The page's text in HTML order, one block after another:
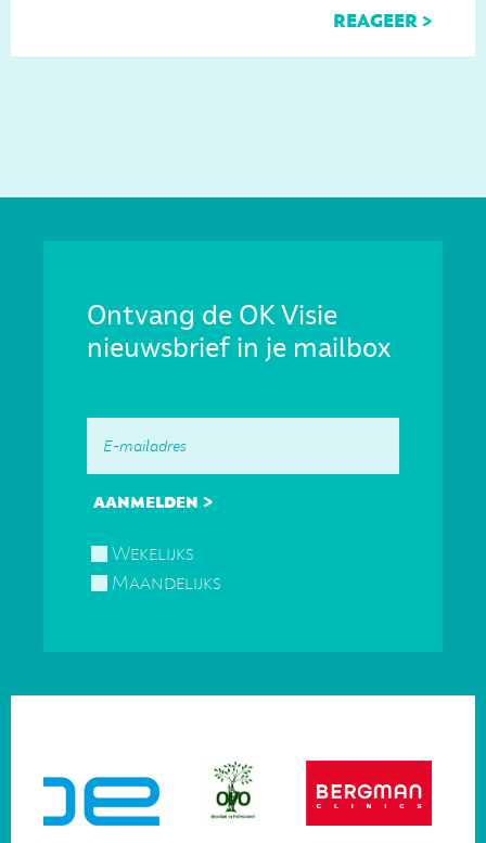
REAGEER >
Ontvang de OK Visie
nieuwsbrief in je mailbox
Wekelijks
Maandelijks